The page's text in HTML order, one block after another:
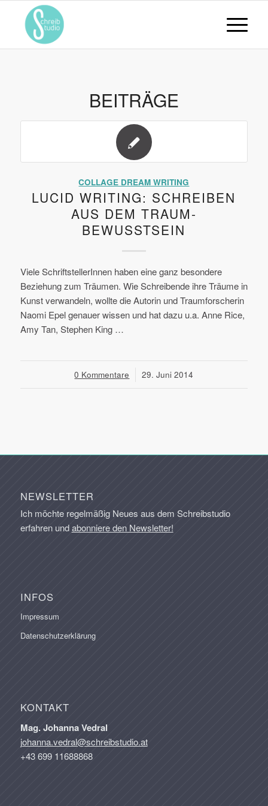
BEITRÄGE
COLLAGE DREAM WRITING
LUCID WRITING: SCHREIBEN
AUS DEM TRAUM-
BEWUSSTSEIN
Viele SchriftstellerInnen haben eine ganz besondere
Beziehung zum Träumen. Wie Schreibende ihre Träume in
Kunst verwandeln, wollte die Autorin und Traumforscherin
Naomi Epel genauer wissen und hat dazu u.a. Anne Rice,
Amy Tan, Stephen King …
0 Kommentare
/ 29. Juni 2014
NEWSLETTER
Ich möchte regelmäßig Neues aus dem Schreibstudio
erfahren undabonniere den Newsletter!
INFOS
Impressum
Datenschutzerklärung
KONTAKT
Mag. Johanna Vedral
johanna.vedral@schreibstudio.at
+43 699 11688868